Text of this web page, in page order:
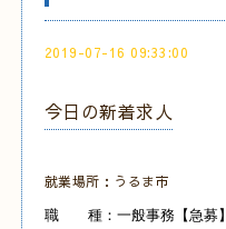
2019-07-16 09:33:00
今日の新着求人
就業場所：うるま市
職 種：一般事務【急募】